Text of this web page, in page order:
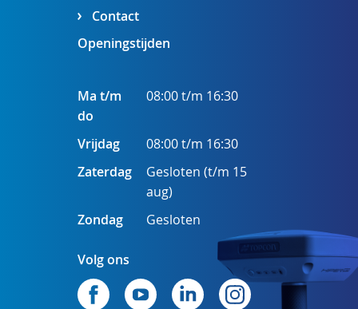
Contact
Openingstijden
Ma t/m
do
08:00 t/m 16:30
Vrijdag
08:00 t/m 16:30
Zaterdag
Gesloten (t/m 15
aug)
Zondag
Gesloten
Volg ons